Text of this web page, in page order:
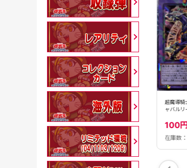
超魔導騎士ブラックキ
280円(税込)
超魔導戦士マスターオ
ブカオス【SE】
〈QCCU-JP007〉
380円(税込)
在庫数：13
超魔導騎
ャバルリ
100
在庫数：